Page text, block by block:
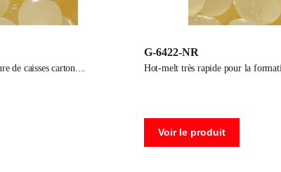
de caisses carton.
G-6422-NR
hot-melt très rapide pour la
Voir le produit